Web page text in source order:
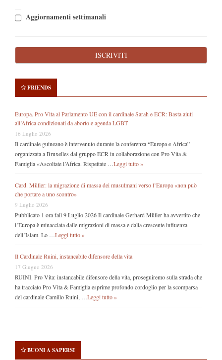
Aggiornamenti settimanali
FRIENDS
Europa. Pro Vita al Parlamento UE con il cardinale Sarah e ECR: Basta aiuti
all’Africa condizionati da aborto e agenda LGBT
16 Luglio 2026
Il cardinale guineano è intervenuto durante la conferenza “Europa e Africa”
organizzata a Bruxelles dal gruppo ECR in collaborazione con Pro Vita &
Famiglia «Ascoltate l’Africa. Rispettate … Leggi tutto »
Card. Müller: la migrazione di massa dei musulmani verso l’Europa «non può
che portare a uno scontro»
9 Luglio 2026
Pubblicato 1 ora fail 9 Luglio 2026 Il cardinale Gerhard Müller ha avvertito che
l’Europa è minacciata dalle migrazioni di massa e dalla crescente influenza
dell’Islam. Lo … Leggi tutto »
Il Cardinale Ruini, instancabile difensore della vita
17 Giugno 2026
RUINI. Pro Vita: instancabile difensore della vita, proseguiremo sulla strada che
ha tracciato Pro Vita & Famiglia esprime profondo cordoglio per la scomparsa
del cardinale Camillo Ruini, … Leggi tutto »
BUONI A SAPERSI